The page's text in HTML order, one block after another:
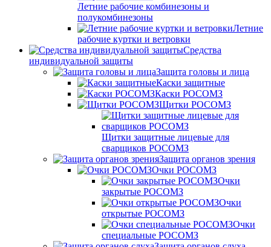
Летние рабочие комбинезоны и
полукомбинезоны
Летние
рабочие куртки и ветровки
Средства
индивидуальной защиты
Защита головы и лица
Каски защитные
Каски РОСОМЗ
Щитки РОСОМЗ
Щитки защитные лицевые для
сварщиков РОСОМЗ
Защита органов зрения
Очки РОСОМЗ
Очки
закрытые РОСОМЗ
Очки
открытые РОСОМЗ
Очки
специальные РОСОМЗ